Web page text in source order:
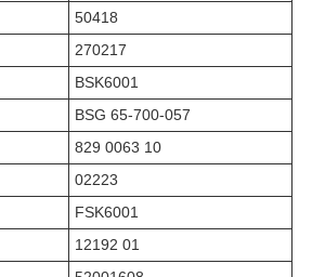
50418
270217
BSK6001
BSG 65-700-057
829 0063 10
02223
FSK6001
12192 01